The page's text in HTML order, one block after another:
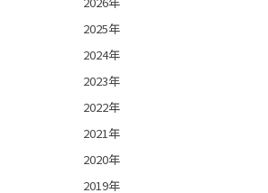
2025年
2024年
2023年
2022年
2021年
2020年
2019年